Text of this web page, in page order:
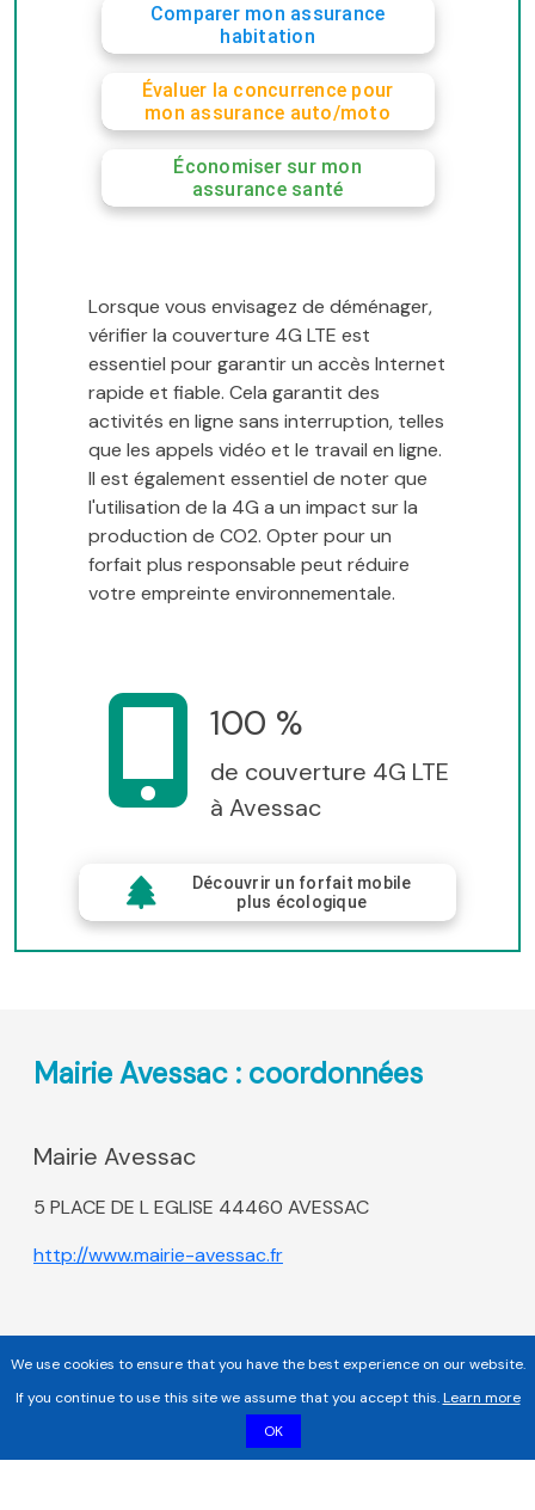
Comparer mon assurance
habitation
Évaluer la concurrence pour
mon assurance auto/moto
Économiser sur mon
assurance santé
Lorsque vous envisagez de déménager,
vérifier la couverture 4G LTE est
essentiel pour garantir un accès Internet
rapide et fiable. Cela garantit des
activités en ligne sans interruption, telles
que les appels vidéo et le travail en ligne.
Il est également essentiel de noter que
l'utilisation de la 4G a un impact sur la
production de CO2. Opter pour un
forfait plus responsable peut réduire
votre empreinte environnementale.
100 %
de couverture 4G LTE
à Avessac
Découvrir un forfait mobile
plus écologique
Mairie Avessac : coordonnées
Mairie Avessac
5 PLACE DE L EGLISE 44460 AVESSAC
http://www.mairie-avessac.fr
We use cookies to ensure that you have the best experience on our website.
If you continue to use this site we assume that you accept this.Learn more
OK